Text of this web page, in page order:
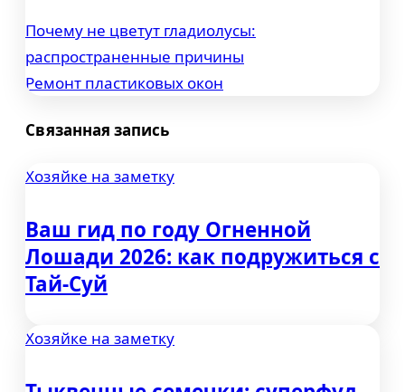
Навигация
по
записям
Почему не цветут гладиолусы:
распространенные причины
Ремонт пластиковых окон
Связанная запись
Хозяйке на заметку
Ваш гид по году Огненной
Лошади 2026: как подружиться с
Тай-Суй
Хозяйке на заметку